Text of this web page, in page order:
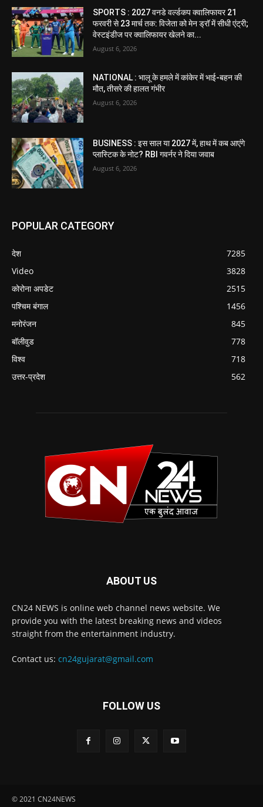
SPORTS : 2027 वनडे वर्ल्डकप क्वालिफायर 21
फरवरी से 23 मार्च तक: विजेता को मेन ड्रॉ में सीधी एंट्री;
वेस्टइंडीज पर क्वालिफायर खेलने का...
August 6, 2026
NATIONAL : भालू के हमले में कांकेर में भाई-बहन की
मौत, तीसरे की हालत गंभीर
August 6, 2026
BUSINESS : इस साल या 2027 में, हाथ में कब आएंगे
प्लास्टिक के नोट? RBI गवर्नर ने दिया जवाब
August 6, 2026
POPULAR CATEGORY
देश
7285
Video
3828
कोरोना अपडेट
2515
पश्चिम बंगाल
1456
मनोरंजन
845
बॉलीवुड
778
विश्व
718
उत्तर-प्रदेश
562
ABOUT US
CN24 NEWS is online web channel news website. We
provide you with the latest breaking news and videos
straight from the entertainment industry.
Contact us: cn24gujarat@gmail.com
FOLLOW US
© 2021 CN24NEWS